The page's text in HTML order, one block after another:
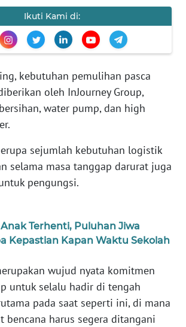
Ikuti Kami di:
kebutuhan pemulihan pasca
oleh InJourney Group,
water pump, dan high
sejumlah kebutuhan logistik
selama masa tanggap darurat juga
pengungsi.
Terhenti, Puluhan Jiwa
Kepastian Kapan Waktu Sekolah
wujud nyata komitmen
untuk selalu hadir di tengah
pada saat seperti ini, di mana
bencana harus segera ditangani